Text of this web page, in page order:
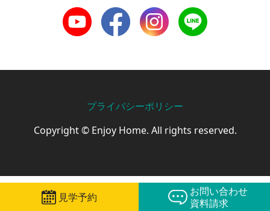
見学予約
お問い合わせ
資料請求
Youtube FacebookInstagramLINE
プライバシーポリシー
Copyright © Enjoy Home. All rights reserved.